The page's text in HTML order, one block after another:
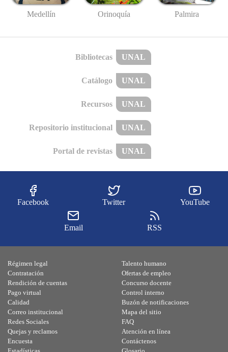
Medellín Orinoquía Palmira
Bibliotecas UNAL
Catálogo UNAL
Recursos UNAL
Repositorio institucional UNAL
Portal de revistas UNAL
Facebook Twitter YouTube
Email RSS
Régimen legal
Contratación
Rendición de cuentas
Pago virtual
Calidad
Talento humano
Ofertas de empleo
Concurso docente
Control interno
Buzón de notificaciones
Correo institucional
Redes Sociales
Quejas y reclamos
Encuesta
Mapa del sitio
FAQ
Atención en línea
Contáctenos